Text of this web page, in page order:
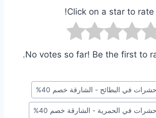
Click on a star to rate
No votes so far! Be the first to
في البطائح - الشارقة خصم 40%
في الحمرية - الشارقة خصم 40%